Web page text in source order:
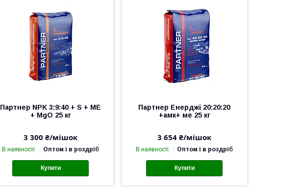
Партнер NPK 3:9:40 + S + ME
+ MgO 25 кг
3 300 ₴/мішок
В наявності Оптом і в роздріб
Купити
Партнер Енерджі 20:20:20
+амк+ ме 25 кг
3 654 ₴/мішок
В наявності Оптом і в роздріб
Купити